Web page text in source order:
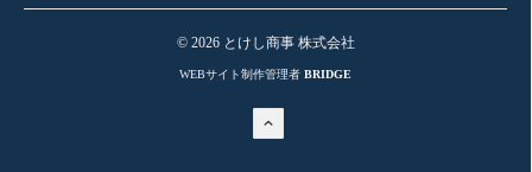
© 2026 とけし商事 株式会社
WEBサイト制作管理者 BRIDGE